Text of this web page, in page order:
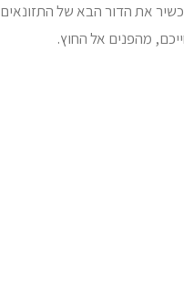
את הדור הבא של התזונאים
מהפנים אל החוץ.